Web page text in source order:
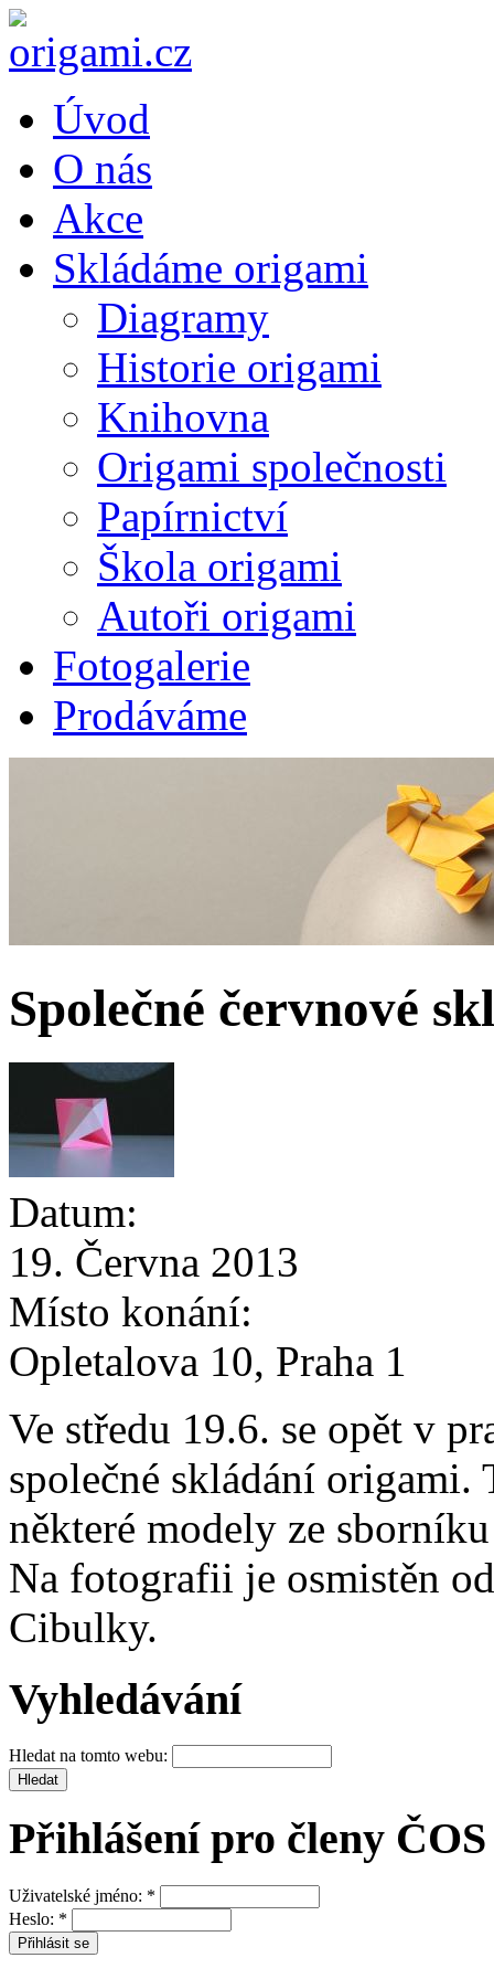
Úvod
O nás
Akce
Skládáme origami
Diagramy
Historie origami
Knihovna
Origami společnosti
Papírnictví
Škola origami
Autoři origami
Fotogalerie
Prodáváme
Společné červnové
Datum:
19. Června 2013
Místo konání:
Opletalova 10, Praha 1
Ve středu 19.6. se opět v
společné skládání origami.
některé modely ze
Na fotografii je osmistěn
Cibulky.
Vyhledávání
Hledat na tomto webu:
Přihlášení pro členy ČOS
Uživatelské jméno: *
Heslo: *